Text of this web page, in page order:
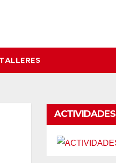
ACTIVIDADES